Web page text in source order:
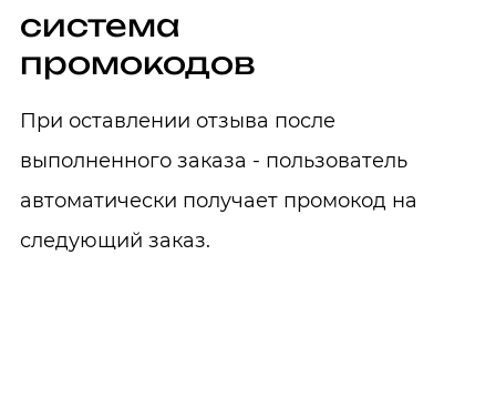
система
промокодов
При оставлении отзыва после
выполненного заказа - пользователь
автоматически получает промокод на
следующий заказ.